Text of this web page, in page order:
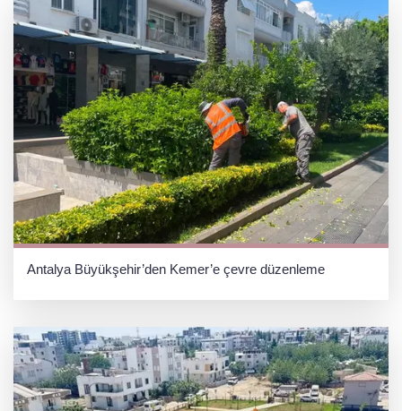
Antalya Büyükşehir’den Kemer’e çevre düzenleme